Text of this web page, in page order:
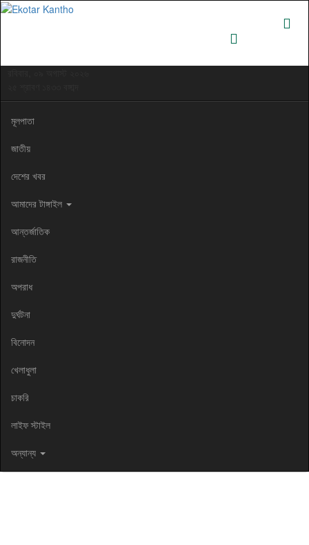
মূলপাতা
জাতীয়
দেশের খবর
আমাদের টাঙ্গাইল
আন্তর্জাতিক
রাজনীতি
অপরাধ
দুর্ঘটনা
বিনোদন
খেলাধুলা
চাকরি
লাইফ স্টাইল
অন্যান্য